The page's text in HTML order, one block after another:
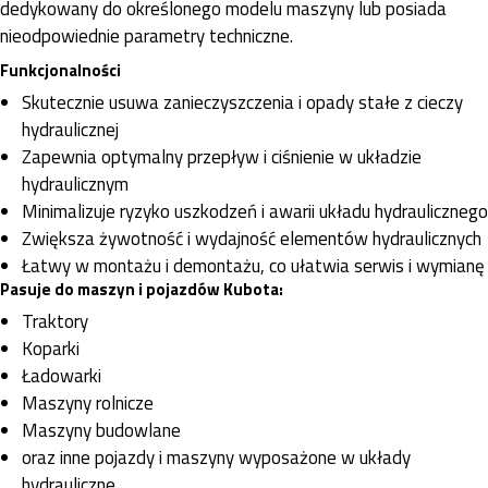
dedykowany do określonego modelu maszyny lub posiada
nieodpowiednie parametry techniczne.
Funkcjonalności
Skutecznie usuwa zanieczyszczenia i opady stałe z cieczy
hydraulicznej
Zapewnia optymalny przepływ i ciśnienie w układzie
hydraulicznym
Minimalizuje ryzyko uszkodzeń i awarii układu hydraulicznego
Zwiększa żywotność i wydajność elementów hydraulicznych
Łatwy w montażu i demontażu, co ułatwia serwis i wymianę
Pasuje do maszyn i pojazdów Kubota:
Traktory
Koparki
Ładowarki
Maszyny rolnicze
Maszyny budowlane
oraz inne pojazdy i maszyny wyposażone w układy